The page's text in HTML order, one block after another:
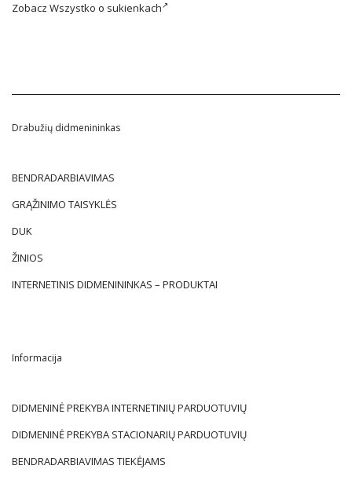
Zobacz Wszystko o sukienkach
Drabužių didmenininkas
BENDRADARBIAVIMAS
GRĄŽINIMO TAISYKLĖS
DUK
ŽINIOS
INTERNETINIS DIDMENININKAS – PRODUKTAI
Informacija
DIDMENINĖ PREKYBA INTERNETINIŲ PARDUOTUVIŲ
DIDMENINĖ PREKYBA STACIONARIŲ PARDUOTUVIŲ
BENDRADARBIAVIMAS TIEKĖJAMS